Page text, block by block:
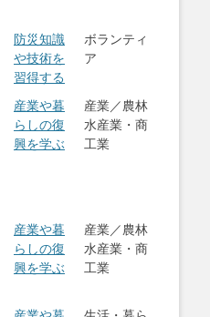
防災知識
や技術を
習得する
ボランティ
ア
産業や暮
らしの復
興を学ぶ
産業／農林
水産業・商
工業
産業や暮
らしの復
興を学ぶ
産業／農林
水産業・商
工業